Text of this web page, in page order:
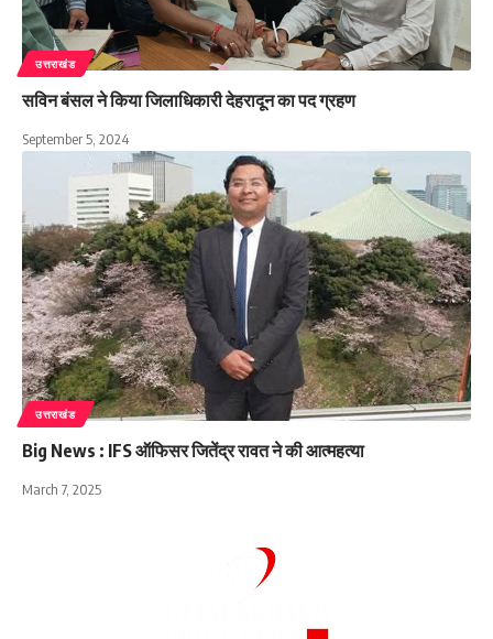
उत्तराखंड
सविन बंसल ने किया जिलाधिकारी देहरादून का पद ग्रहण
September 5, 2024
उत्तराखंड
Big News : IFS ऑफिसर जितेंद्र रावत ने की आत्महत्या
March 7, 2025